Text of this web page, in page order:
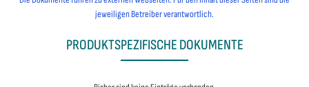
jeweiligen Betreiber verantwortlich.
PRODUKTSPEZIFISCHE DOKUMENTE